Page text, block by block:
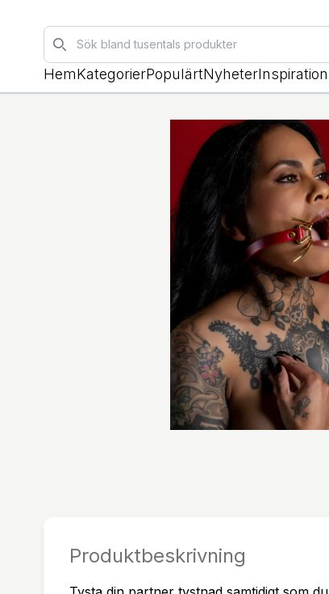
Sök
HemKategorierPopulärtNyheterInspiration
Produktbeskrivning